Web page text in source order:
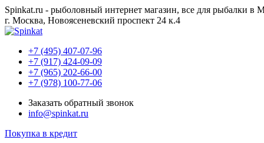
Spinkat.ru - рыболовный интернет магазин, все для рыбалки в
г. Москва, Новоясеневский проспект 24 к.4
+7 (495) 407-07-96
+7 (917) 424-09-09
+7 (965) 202-66-00
+7 (978) 100-77-06
Заказать обратный звонок
info@spinkat.ru
Покупка в кредит